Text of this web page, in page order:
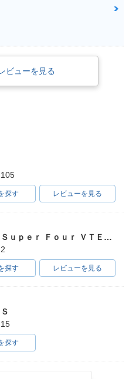
ビューを見る
探す レビューを見る
ＣＢ４００Ｓｕｐｅｒ Ｆｏｕｒ ＶＴＥＣ ＳＰＥＣ３
探す レビューを見る
探す